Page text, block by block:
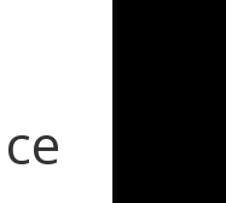
santé à consommer